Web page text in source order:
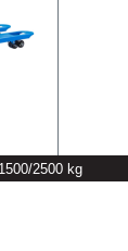
2500 kg